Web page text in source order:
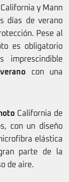
y Mann
días de verano
Pese al
es obligatorio
imprescindible
con una
California de
con un diseño
elástica
parte de la
de aire.